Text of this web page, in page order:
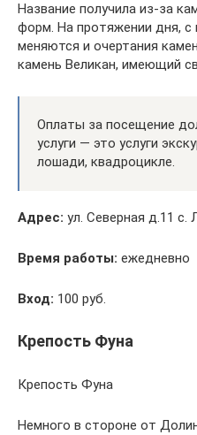
Название получила из-за
форм. На протяжении дня, с
меняются и очертания
камень Великан, имеющий
Оплаты за посещение
услуги — это услуги
лошади, квадроцикле.
Адрес: ул. Северная д.11 с.
Время работы: ежедневно
Вход: 100 руб.
Крепость Фуна
Крепость Фуна
Немного в стороне от